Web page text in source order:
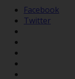
Facebook
Twitter